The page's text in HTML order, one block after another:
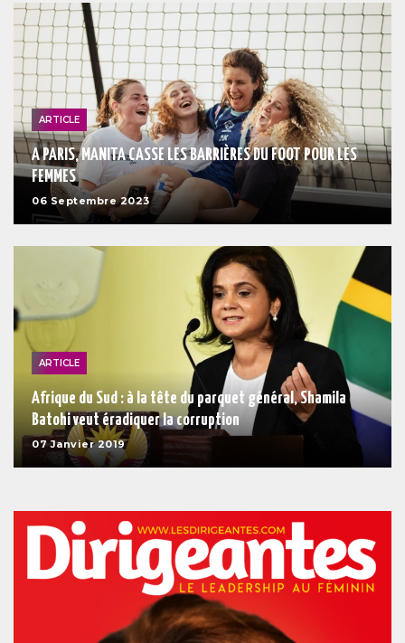
ARTICLE
A PARIS, MANITA CASSE LES BARRIÈRES DU FOOT POUR LES
FEMMES
06 Septembre 2023
ARTICLE
Afrique du Sud : à la tête du parquet général, Shamila
Batohi veut éradiquer la corruption
07 Janvier 2019